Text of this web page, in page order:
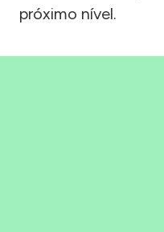
próximo nível.